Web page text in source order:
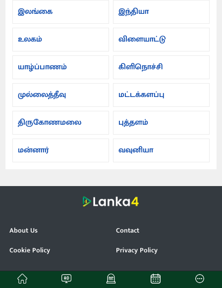
இலங்கை
இந்தியா
உலகம் விளையாட்டு
யாழ்ப்பாணம் கிளிநொச்சி
முல்லைத்தீவு மட்டக்களப்பு
திருகோணமலை புத்தளம்
மன்னார் வவுனியா
About Us
Contact
Cookie Policy
Privacy Policy
© Lanka4. All Rights Reserved.